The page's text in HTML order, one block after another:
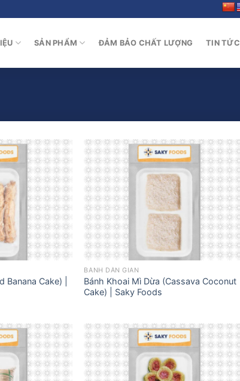
SẢN PHẨM ĐẢM BẢO CHẤT LƯỢNG TIN TỨC
Banana Cake) |
BÁNH DÂN GIAN
Bánh Khoai Mì Dừa (Cassava Coconut
Cake) | Saky Foods